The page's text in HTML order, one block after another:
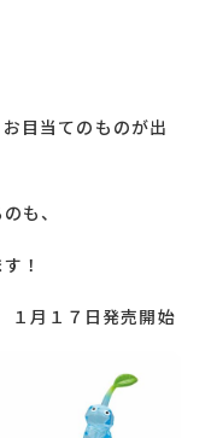
目当てのものが出
も、
！
月１７日発売開始